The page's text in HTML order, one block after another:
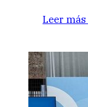
Leer más